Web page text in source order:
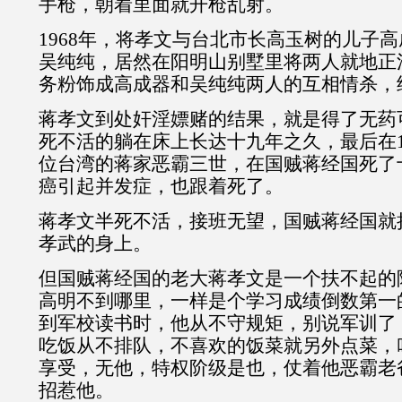
手枪，朝着里面就开枪乱射。
1968年，将孝文与台北市长高玉树的儿子
吴纯纯，居然在阳明山别墅里将两人就地
务粉饰成高成器和吴纯纯两人的互相情杀
蒋孝文到处奸淫嫖赌的结果，就是得了无
死不活的躺在床上长达十九年之久，最后在
位台湾的蒋家恶霸三世，在国贼蒋经国死
癌引起并发症，也跟着死了。
蒋孝文半死不活，接班无望，国贼蒋经国
孝武的身上。
但国贼蒋经国的老大蒋孝文是一个扶不起
高明不到哪里，一样是个学习成绩倒数第
到军校读书时，他从不守规矩，别说军训
吃饭从不排队，不喜欢的饭菜就另外点菜
享受，无他，特权阶级是也，仗着他恶霸
招惹他。